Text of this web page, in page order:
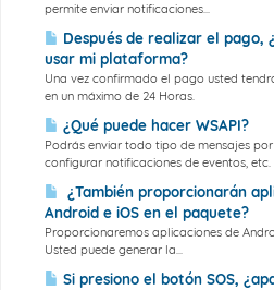
permite enviar notificaciones...
Después de realizar el pago,
usar mi plataforma?
Una vez confirmado el pago usted
en un máximo de 24 Horas.
¿Qué puede hacer WSAPI?
Podrás enviar todo tipo de mensajes
configurar notificaciones de eventos, etc.
¿También proporcionarán
Android e iOS en el paquete?
Proporcionaremos aplicaciones de
Usted puede generar la...
Si presiono el botón SOS,